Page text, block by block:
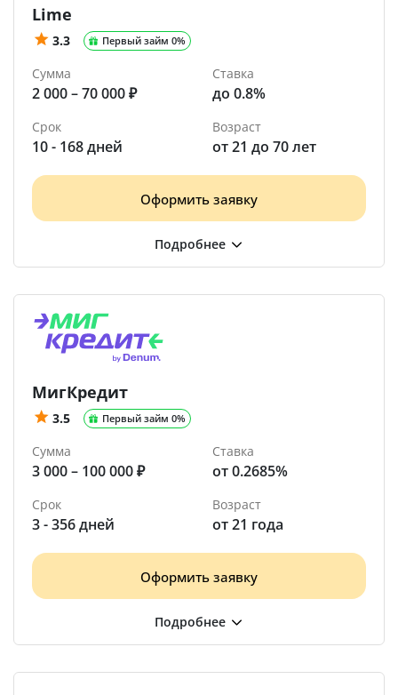
Lime
3.3 Первый займ 0%
Сумма
2 000 – 70 000 ₽
Ставка
до 0.8%
Срок
10 - 168 дней
Возраст
от 21 до 70 лет
Оформить заявку
МигКредит
3.5 Первый займ 0%
Сумма
3 000 – 100 000 ₽
Ставка
от 0.2685%
Срок
3 - 356 дней
Возраст
от 21 года
Оформить заявку